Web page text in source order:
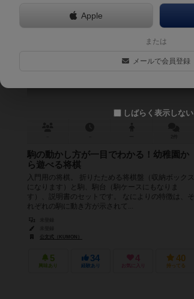
駒の動かし方が一目でわかる！幼稚園か
ら遊べる将棋
入門用の将棋。 折りたためる将棋盤（収納ボックス
になります）と駒、駒台（駒ケースにもなりま
す）、説明書のセットです。 なによりの特徴は、そ
れぞれの駒に動き方が示されて...
公文式（KUMON）
5
興味あり
34
経験あり
4
お気に入り
40
持ってる
Apple
または
メールで会員登録
しばらく表示しない